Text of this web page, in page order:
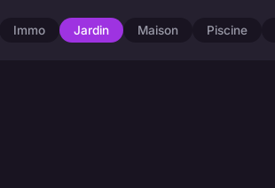
Immo Jardin Maison Piscine